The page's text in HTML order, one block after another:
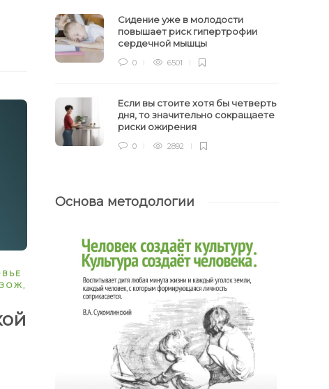
ЗОЖ,
Сидение уже в молодости
повышает риск гипертрофии
сердечной мышцы
0 6501
Если вы стоите хотя бы четверть
дня, то значительно сокращаете
риски ожирения
0 2892
Основа методологии